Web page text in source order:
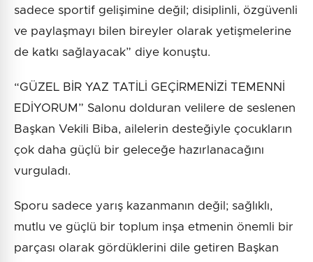
sadece sportif gelişimine değil; disiplinli, özgüvenli
ve paylaşmayı bilen bireyler olarak yetişmelerine
de katkı sağlayacak” diye konuştu.
“GÜZEL BİR YAZ TATİLİ GEÇİRMENİZİ TEMENNİ
EDİYORUM” Salonu dolduran velilere de seslenen
Başkan Vekili Biba, ailelerin desteğiyle çocukların
çok daha güçlü bir geleceğe hazırlanacağını
vurguladı.
Sporu sadece yarış kazanmanın değil; sağlıklı,
mutlu ve güçlü bir toplum inşa etmenin önemli bir
parçası olarak gördüklerini dile getiren Başkan